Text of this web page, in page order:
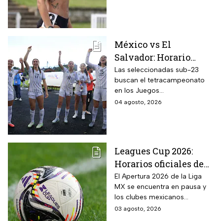
México vs El
Salvador: Horario
oficial y dónde ver la
semifinal de la
femenil en los Juegos
Centroamericanos
Las seleccionadas sub-23
buscan el tetracampeonato
en los Juegos
Centroamericanos y del
04 agosto, 2026
Leagues Cup 2026:
Horarios oficiales de
los partidos de la Liga
MX vs MLS de la Fase
1
El Apertura 2026 de la Liga
MX se encuentra en pausa y
los clubes mexicanos
competirán en el torneo
03 agosto, 2026